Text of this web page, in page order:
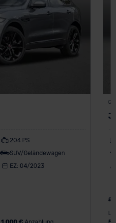
204 PS
SUV/Geländewagen
EZ: 04/2023